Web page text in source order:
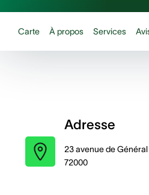
Carte À propos Services
Adresse
23 avenue de
72000